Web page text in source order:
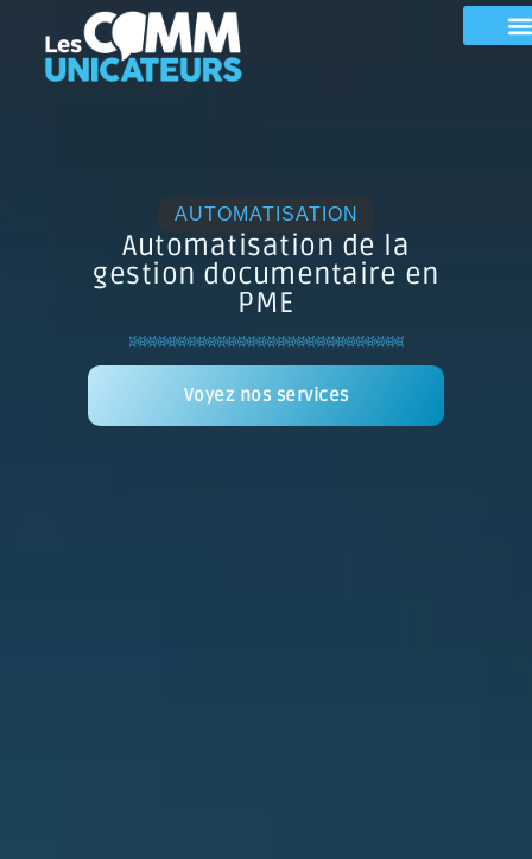
AUTOMATISATION
Automatisation de la
gestion documentaire en
PME
Voyez nos services